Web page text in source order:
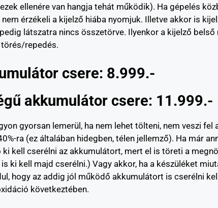
ellenére van hangja tehát működik). Ha gépelés
érzékeli a kijelző hiába nyomjuk. Illetve akkor is
látszatra nincs összetörve. Ilyenkor a kijelző
törés/repedés.
csere: 8.999.-
akkumulátor csere: 11.999.-
gyorsan lemerül, ha nem lehet tölteni, nem veszi fel
ra (ez általában hidegben, télen jellemző). Ha már
kell cserélni az akkumulátort, mert el is töreti a
ki kell majd cserélni.) Vagy akkor, ha a készüléket
hogy az addig jól működő akkumulátort is cserélni
következtében.